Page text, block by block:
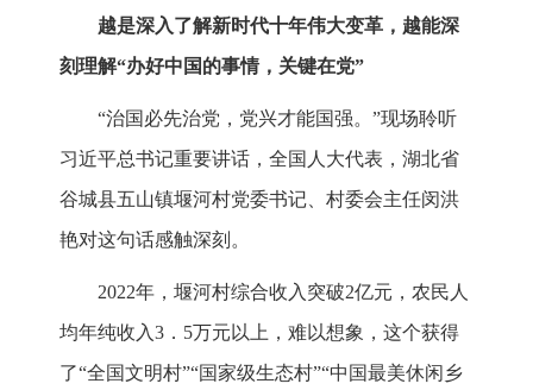
越是深入了解新时代十年伟大变革，越能深
刻理解“办好中国的事情，关键在党”
“治国必先治党，党兴才能国强。”现场聆听
习近平总书记重要讲话，全国人大代表，湖北省
谷城县五山镇堰河村党委书记、村委会主任闵洪
艳对这句话感触深刻。
2022年，堰河村综合收入突破2亿元，农民人
均年纯收入3．5万元以上，难以想象，这个获得
了“全国文明村”“国家级生态村”“中国最美休闲乡